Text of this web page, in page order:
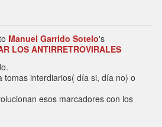
Manuel Garrido Sotelo's
LOS ANTIRRETROVIRALES
tomas interdiarios( día si, día no) o
esos marcadores con los